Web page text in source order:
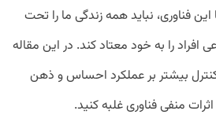
این فناوری، نباید همه زندگی ما را تحت
افراد را به خود معتاد کند. در این مقاله
بیشتر بر عملکرد احساس و ذهن
منفی فناوری غلبه کنید.